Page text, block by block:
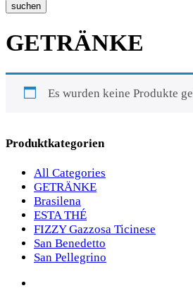
suchen
GETRÄNKE
Es wurden keine Produkte
Produktkategorien
All Categories
GETRÄNKE
Brasilena
ESTA THÉ
FIZZY Gazzosa Ticinese
San Benedetto
San Pellegrino